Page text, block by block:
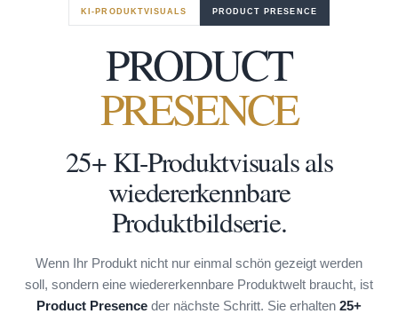
KI-PRODUKTVISUALS PRODUCT PRESENCE
PRODUCT
PRESENCE
25+ KI-Produktvisuals als
wiedererkennbare
Produktbildserie.
Wenn Ihr Produkt nicht nur einmal schön gezeigt werden
soll, sondern eine wiedererkennbare Produktwelt braucht, ist
Product Presenceder nächste Schritt. Sie erhalten 25+